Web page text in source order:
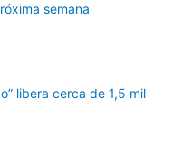
semana
libera cerca de 1,5 mil